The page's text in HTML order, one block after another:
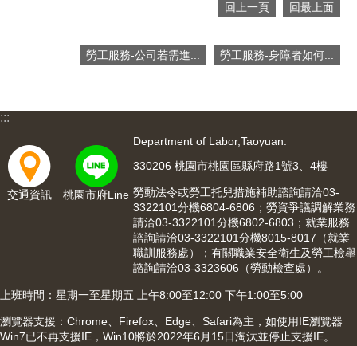
權
政
策
資
開
放
回上一頁 回最上面
勞工服務-公司若需進... 勞工服務-身障者如何...
:::
交通資訊 桃園市府Line
Department of Labor,Taoyuan.
330206 桃園市桃園區縣府路1號3、4樓
勞動法令或勞工托兒措施補助諮詢請洽03-
3322101分機6804-6806；勞資爭議調解業務
請洽03-3322101分機6802-6803；就業服務
諮詢請洽03-3322101分機8015-8017（就業
職訓服務處）；有關職業安全衛生及勞工檢舉
諮詢請洽03-3323606（勞動檢查處）。
上班時間：星期一至星期五 上午8:00至12:00 下午1:00至5:00
瀏覽器支援：Chrome、Firefox、Edge、Safari為主，如使用IE瀏覽器
Win7已不再支援IE，Win10將於2022年6月15日淘汰並停止支援IE。